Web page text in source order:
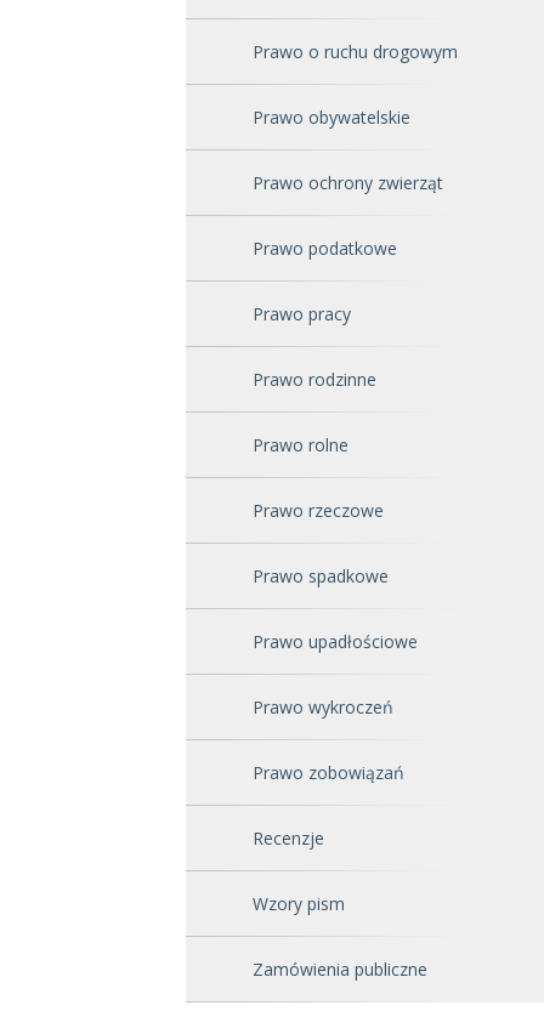
Prawo o ruchu drogowym
Prawo obywatelskie
Prawo ochrony zwierząt
Prawo podatkowe
Prawo pracy
Prawo rodzinne
Prawo rolne
Prawo rzeczowe
Prawo spadkowe
Prawo upadłościowe
Prawo wykroczeń
Prawo zobowiązań
Recenzje
Wzory pism
Zamówienia publiczne